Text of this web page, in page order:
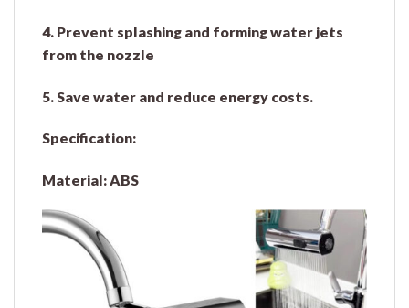
4. Prevent splashing and forming water jets
from the nozzle
5. Save water and reduce energy costs.
Specification:
Material: ABS